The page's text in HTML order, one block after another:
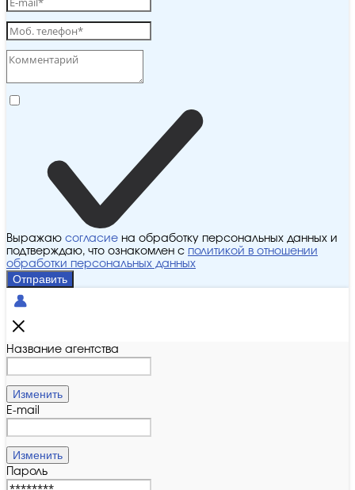
Выражаю согласие на обработку персональных данных и
подтверждаю, что ознакомлен с политикой в отношении
обработки персональных данных
Отправить
Название агентства
Изменить
E-mail
Изменить
Пароль